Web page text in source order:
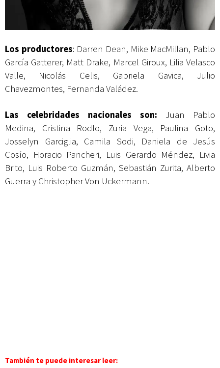
Los productores: Darren Dean, Mike MacMillan, Pablo
García Gatterer, Matt Drake, Marcel Giroux, Lilia Velasco
Valle, Nicolás Celis, Gabriela Gavica, Julio
Chavezmontes, Fernanda Valádez.
Las celebridades nacionales son: Juan Pablo
Medina, Cristina Rodlo, Zuria Vega, Paulina Goto,
Josselyn Garciglia, Camila Sodi, Daniela de Jesús
Cosío, Horacio Pancheri, Luis Gerardo Méndez, Livia
Brito, Luis Roberto Guzmán, Sebastián Zurita, Alberto
Guerra y Christopher Von Uckermann.
También te puede interesar leer: